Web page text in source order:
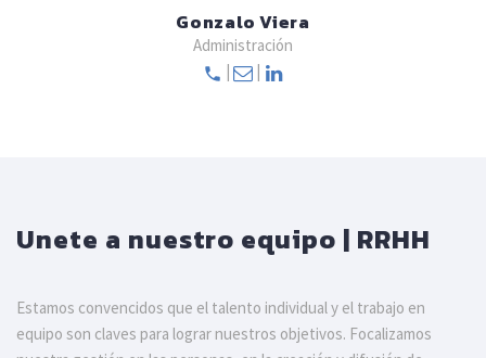
Gonzalo Viera
Administración
|
|
Unete a nuestro equipo | RRHH
Estamos convencidos que el talento individual y el trabajo en
equipo son claves para lograr nuestros objetivos. Focalizamos